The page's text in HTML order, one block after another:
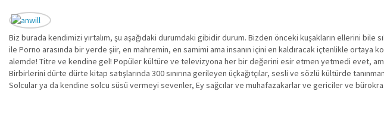
Biz burada kendimizi yırtalım, şu aşağıdaki durumdaki gibidir durum. Bizden önceki kuşakların ellerini bile
ile Porno arasında bir yerde şiir, en mahremin, en samimi ama insanın içini en kaldıracak içtenlikle ortaya
alemde! Titre ve kendine gel! Popüler kültüre ve televizyona her bir değerini esir etmen yetmedi evet,
Birbirlerini dürte dürte kitap satışlarında 300 sınırına gerileyen üçkağıtçılar, sesli ve sözlü kültürde
Solcular ya da kendine solcu süsü vermeyi sevenler, Ey sağcılar ve muhafazakarlar ve gericiler ve